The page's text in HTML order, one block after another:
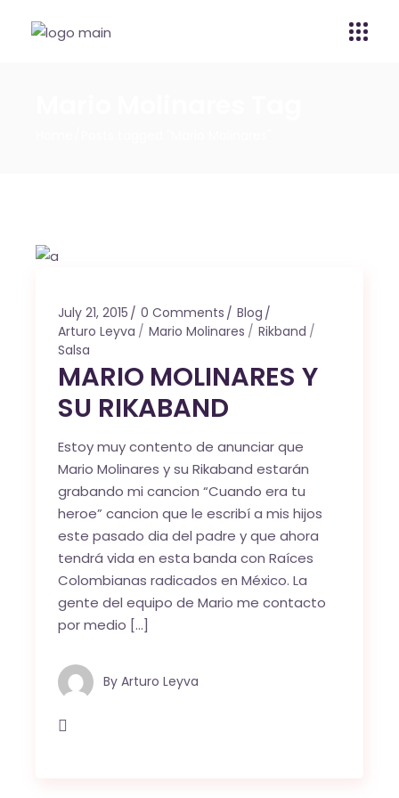
July 21, 2015 0 Comments
Blog
Arturo Leyva
Mario Molinares
Rikband
Salsa
MARIO MOLINARES Y
SU RIKABAND
Estoy muy contento de anunciar que
Mario Molinares y su Rikaband estarán
grabando mi cancion “Cuando era tu
heroe” cancion que le escribí a mis hijos
este pasado dia del padre y que ahora
tendrá vida en esta banda con Raíces
Colombianas radicados en México. La
gente del equipo de Mario me contacto
por medio […]
By Arturo Leyva